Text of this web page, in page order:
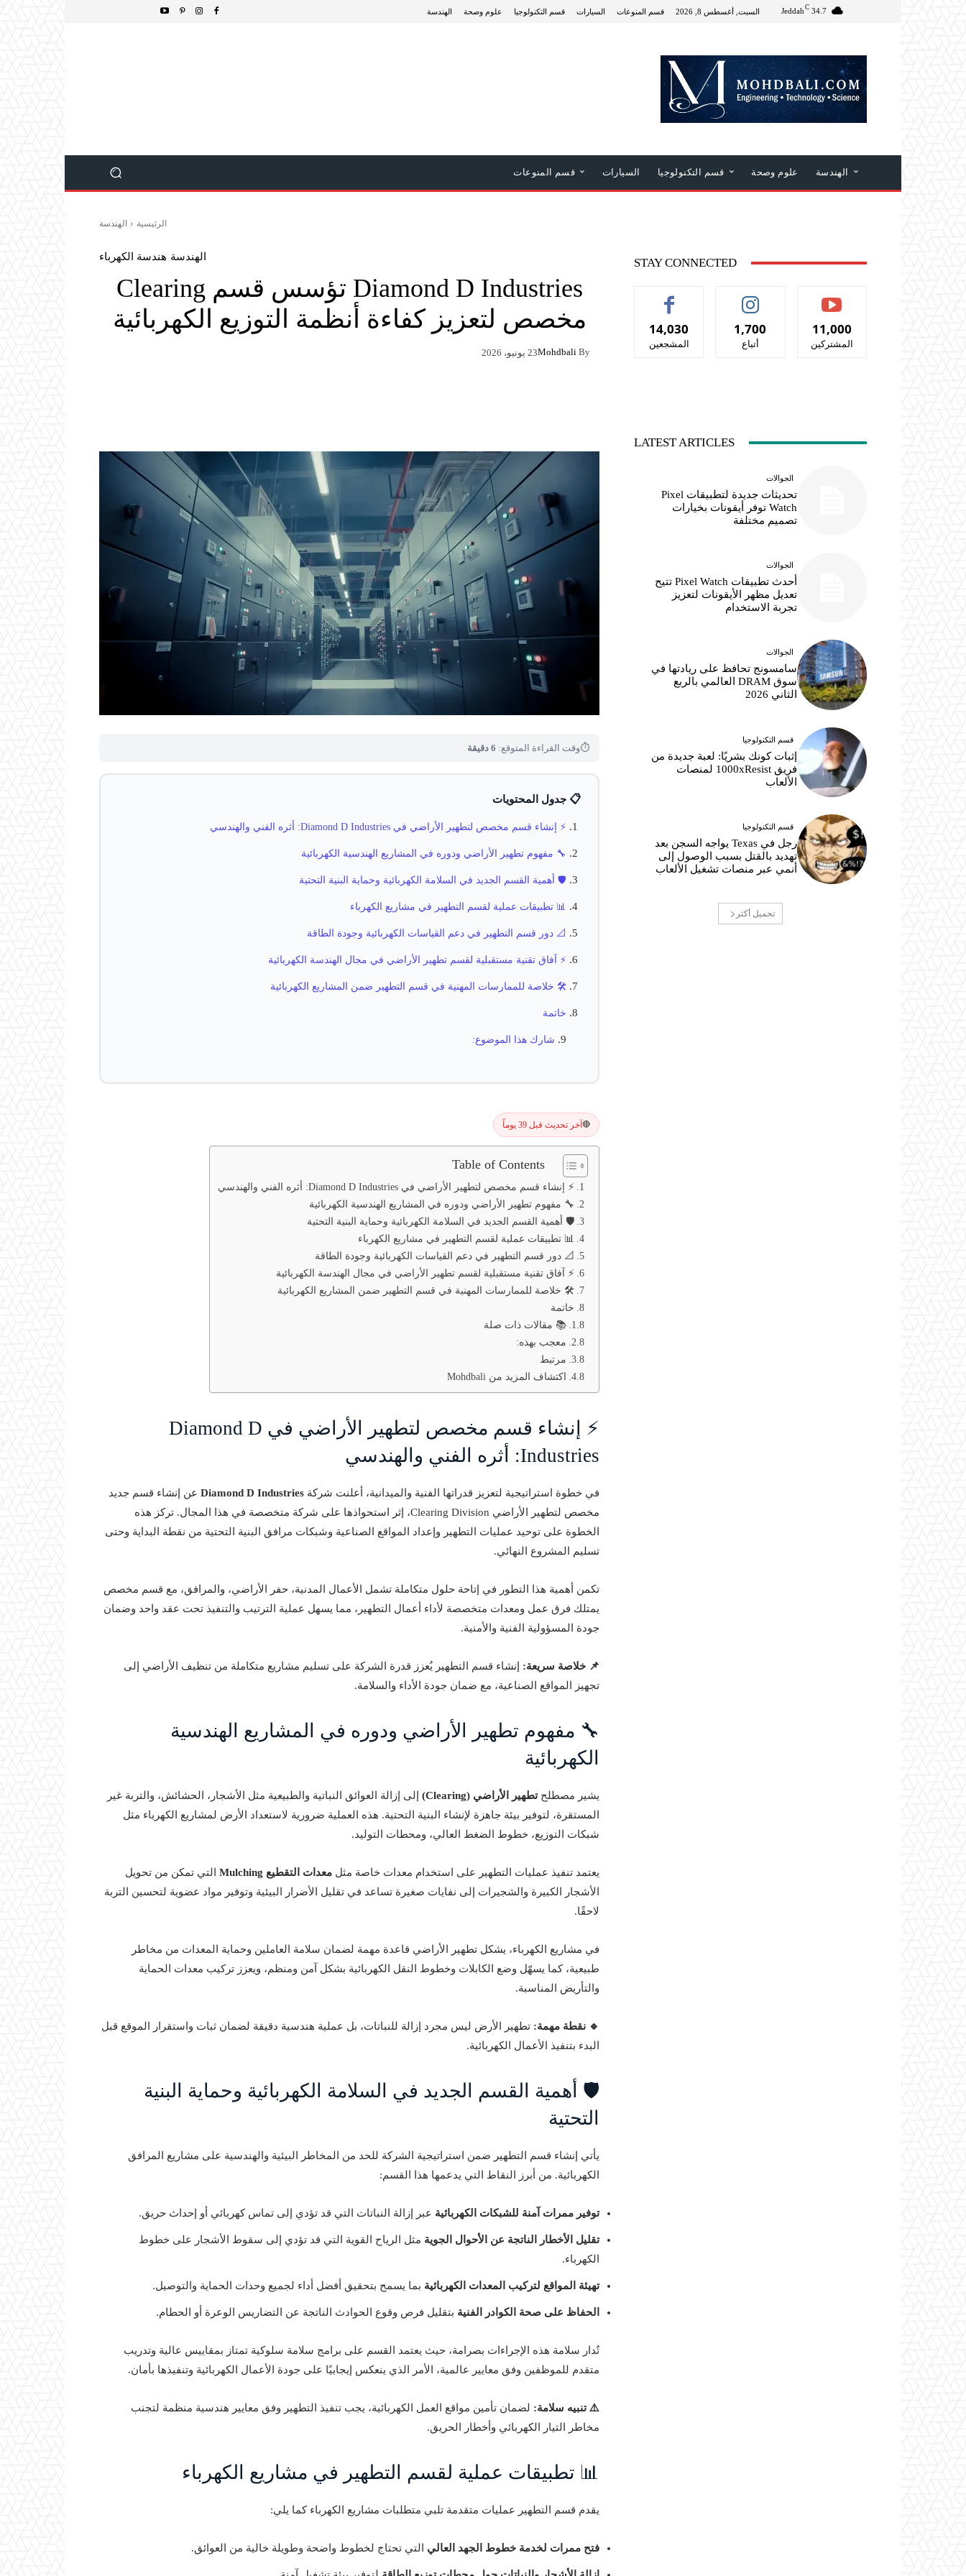
34.7
C
Jeddah السبت, أغسطس 8, 2026 الهندسة علوم وصحة قسم التكنولوجيا السيارات قسم المنوعات
الهندسة علوم وصحة قسم التكنولوجيا السيارات قسم المنوعات
الرئيسية الهندسة
الهندسة هندسة الكهرباء
Diamond D Industries تؤسس قسم Clearing
مخصص لتعزيز كفاءة أنظمة التوزيع الكهربائية
By
Mohdbali23 يونيو، 2026
⏱وقت القراءة المتوقع: 6 دقيقة
📋 جدول المحتويات
⚡ إنشاء قسم مخصص لتطهير الأراضي في Diamond D Industries: أثره الفني والهندسي
🔧 مفهوم تطهير الأراضي ودوره في المشاريع الهندسية الكهربائية
🛡️ أهمية القسم الجديد في السلامة الكهربائية وحماية البنية التحتية
📊 تطبيقات عملية لقسم التطهير في مشاريع الكهرباء
📐 دور قسم التطهير في دعم القياسات الكهربائية وجودة الطاقة
⚡ آفاق تقنية مستقبلية لقسم تطهير الأراضي في مجال الهندسة الكهربائية
🛠️ خلاصة للممارسات المهنية في قسم التطهير ضمن المشاريع الكهربائية
خاتمة
شارك هذا الموضوع:
🔴آخر تحديث قبل 39 يوماً
Table of Contents
⚡ إنشاء قسم مخصص لتطهير الأراضي في Diamond D Industries: أثره الفني والهندسي
🔧 مفهوم تطهير الأراضي ودوره في المشاريع الهندسية الكهربائية
🛡️ أهمية القسم الجديد في السلامة الكهربائية وحماية البنية التحتية
📊 تطبيقات عملية لقسم التطهير في مشاريع الكهرباء
📐 دور قسم التطهير في دعم القياسات الكهربائية وجودة الطاقة
⚡ آفاق تقنية مستقبلية لقسم تطهير الأراضي في مجال الهندسة الكهربائية
🛠️ خلاصة للممارسات المهنية في قسم التطهير ضمن المشاريع الكهربائية
خاتمة
📚 مقالات ذات صلة
معجب بهذه:
مرتبط
اكتشاف المزيد من Mohdbali
⚡ إنشاء قسم مخصص لتطهير الأراضي في Diamond D
Industries: أثره الفني والهندسي
في خطوة استراتيجية لتعزيز قدراتها الفنية والميدانية، أعلنت شركة Diamond D Industries عن إنشاء قسم جديد
مخصص لتطهير الأراضي Clearing Division، إثر استحواذها على شركة متخصصة في هذا المجال. تركز هذه
الخطوة على توحيد عمليات التطهير وإعداد المواقع الصناعية وشبكات مرافق البنية التحتية من نقطة البداية وحتى
تسليم المشروع النهائي.
تكمن أهمية هذا التطور في إتاحة حلول متكاملة تشمل الأعمال المدنية، حفر الأراضي، والمرافق، مع قسم مخصص
يمتلك فرق عمل ومعدات متخصصة لأداء أعمال التطهير، مما يسهل عملية الترتيب والتنفيذ تحت عقد واحد وضمان
جودة المسؤولية الفنية والأمنية.
📌 خلاصة سريعة: إنشاء قسم التطهير يُعزز قدرة الشركة على تسليم مشاريع متكاملة من تنظيف الأراضي إلى
تجهيز المواقع الصناعية، مع ضمان جودة الأداء والسلامة.
🔧 مفهوم تطهير الأراضي ودوره في المشاريع الهندسية
الكهربائية
يشير مصطلحتطهير الأراضي (Clearing)
إلى إزالة العوائق النباتية والطبيعية مثل الأشجار، الحشائش، والتربة غير
المستقرة، لتوفير بيئة جاهزة لإنشاء البنية التحتية. هذه العملية ضرورية لاستعداد الأرض لمشاريع الكهرباء مثل
شبكات التوزيع، خطوط الضغط العالي، ومحطات التوليد.
يعتمد تنفيذ عمليات التطهير على استخدام معدات خاصة مثل معدات التقطيع Mulching
التي تمكن من تحويل
الأشجار الكبيرة والشجيرات إلى نفايات صغيرة تساعد في تقليل الأضرار البيئية وتوفير مواد عضوية لتحسين التربة
لاحقًا.
في مشاريع الكهرباء، يشكل تطهير الأراضي قاعدة مهمة لضمان سلامة العاملين وحماية المعدات من مخاطر
طبيعية، كما يسهّل وضع الكابلات وخطوط النقل الكهربائية بشكل آمن ومنظم، ويعزز تركيب معدات الحماية
والتأريض المناسبة.
🔹 نقطة مهمة: تطهير الأرض ليس مجرد إزالة للنباتات، بل عملية هندسية دقيقة لضمان ثبات واستقرار الموقع قبل
البدء بتنفيذ الأعمال الكهربائية.
🛡️ أهمية القسم الجديد في السلامة الكهربائية وحماية البنية
التحتية
يأتي إنشاء قسم التطهير ضمن استراتيجية الشركة للحد من المخاطر البيئية والهندسية على مشاريع المرافق
الكهربائية. من أبرز النقاط التي يدعمها هذا القسم:
توفير ممرات آمنة للشبكات الكهربائية عبر إزالة النباتات التي قد تؤدي إلى تماس كهربائي أو إحداث حريق.
تقليل الأخطار الناتجة عن الأحوال الجوية مثل الرياح القوية التي قد تؤدي إلى سقوط الأشجار على خطوط
الكهرباء.
تهيئة المواقع لتركيب المعدات الكهربائية بما يسمح بتحقيق أفضل أداء لجميع وحدات الحماية والتوصيل.
الحفاظ على صحة الكوادر الفنية بتقليل فرص وقوع الحوادث الناتجة عن التضاريس الوعرة أو الحطام.
تُدار سلامة هذه الإجراءات بصرامة، حيث يعتمد القسم على برامج سلامة سلوكية تمتاز بمقاييس عالية وتدريب
متقدم للموظفين وفق معايير عالمية، الأمر الذي ينعكس إيجابيًا على جودة الأعمال الكهربائية وتنفيذها بأمان.
⚠️ تنبيه سلامة: لضمان تأمين مواقع العمل الكهربائية، يجب تنفيذ التطهير وفق معايير هندسية منظمة لتجنب
مخاطر التيار الكهربائي وأخطار الحريق.
📊 تطبيقات عملية لقسم التطهير في مشاريع الكهرباء
يقدم قسم التطهير عمليات متقدمة تلبي متطلبات مشاريع الكهرباء كما يلي:
فتح ممرات لخدمة خطوط الجهد العالي التي تحتاج لخطوط واضحة وطويلة خالية من العوائق.
STAY CONNECTED
14,030
المشجعين
1,700
أتباع
11,000
المشتركين
LATEST ARTICLES
الجوالات
تحديثات جديدة لتطبيقات Pixel
Watch توفر أيقونات بخيارات
تصميم مختلفة
الجوالات
أحدث تطبيقات Pixel Watch تتيح
تعديل مظهر الأيقونات لتعزيز
تجربة الاستخدام
الجوالات
سامسونج تحافظ على ريادتها في
سوق DRAM العالمي بالربع
الثاني 2026
قسم التكنولوجيا
إثبات كونك بشريًا: لعبة جديدة من
فريق 1000xResist لمنصات
الألعاب
قسم التكنولوجيا
رجل في Texas يواجه السجن بعد
تهديد بالقتل بسبب الوصول إلى
أنمي عبر منصات تشغيل الألعاب
تحميل أكثر